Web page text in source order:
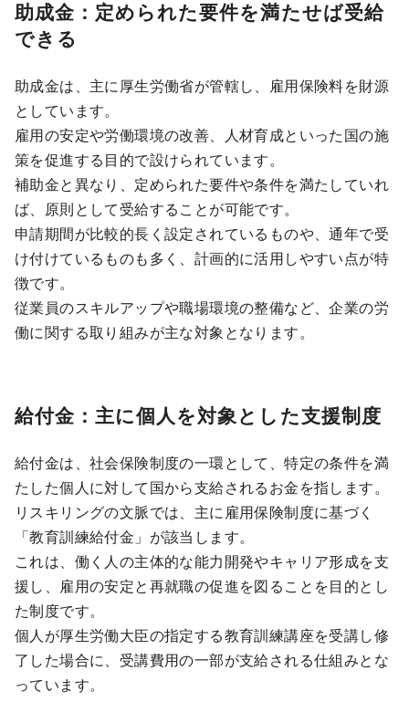
助成金：定められた要件を満たせば受給
できる
助成金は、主に厚生労働省が管轄し、雇用保険料を財源
としています。
雇用の安定や労働環境の改善、人材育成といった国の施
策を促進する目的で設けられています。
補助金と異なり、定められた要件や条件を満たしていれ
ば、原則として受給することが可能です。
申請期間が比較的長く設定されているものや、通年で受
け付けているものも多く、計画的に活用しやすい点が特
徴です。
従業員のスキルアップや職場環境の整備など、企業の労
働に関する取り組みが主な対象となります。
給付金：主に個人を対象とした支援制度
給付金は、社会保険制度の一環として、特定の条件を満
たした個人に対して国から支給されるお金を指します。
リスキリングの文脈では、主に雇用保険制度に基づく
「教育訓練給付金」が該当します。
これは、働く人の主体的な能力開発やキャリア形成を支
援し、雇用の安定と再就職の促進を図ることを目的とし
た制度です。
個人が厚生労働大臣の指定する教育訓練講座を受講し修
了した場合に、受講費用の一部が支給される仕組みとな
っています。